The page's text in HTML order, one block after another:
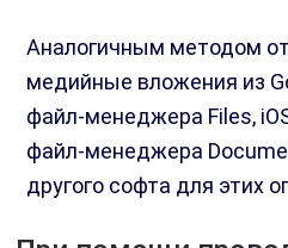
Аналогичным методом
медийные вложения из
файл-менеджера Files,
файл-менеджера
другого софта для этих